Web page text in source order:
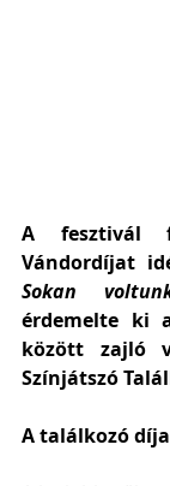
A fesztivál
Sokan
érdemelte ki
között zajló
Színjátszó
A találkozó